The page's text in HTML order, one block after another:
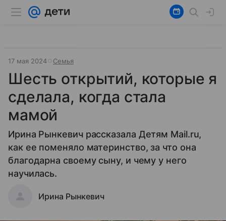
17 мая 2024 Семья
Шесть открытий, которые я
сделала, когда стала
мамой
Ирина Рынкевич рассказала Детям Mail.ru,
как ее поменяло материнство, за что она
благодарна своему сыну, и чему у него
научилась.
Ирина Рынкевич